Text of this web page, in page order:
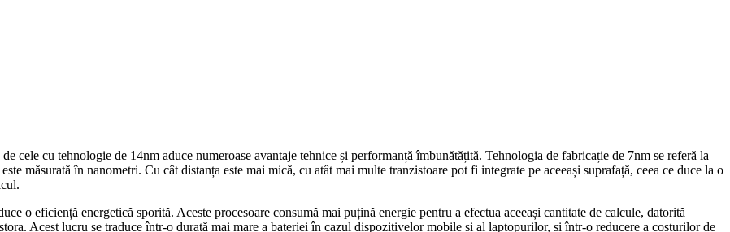
cele cu tehnologie de 14nm aduce numeroase avantaje tehnice și performanță îmbunătățită. Tehnologia de fabricație de 7nm se referă la
măsurată în nanometri. Cu cât distanța este mai mică, cu atât mai multe tranzistoare pot fi integrate pe aceeași suprafață, ceea ce duce la o
o eficiență energetică sporită. Aceste procesoare consumă mai puțină energie pentru a efectua aceeași cantitate de calcule, datorită
Acest lucru se traduce într-o durată mai mare a bateriei în cazul dispozitivelor mobile și al laptopurilor, și într-o reducere a costurilor de